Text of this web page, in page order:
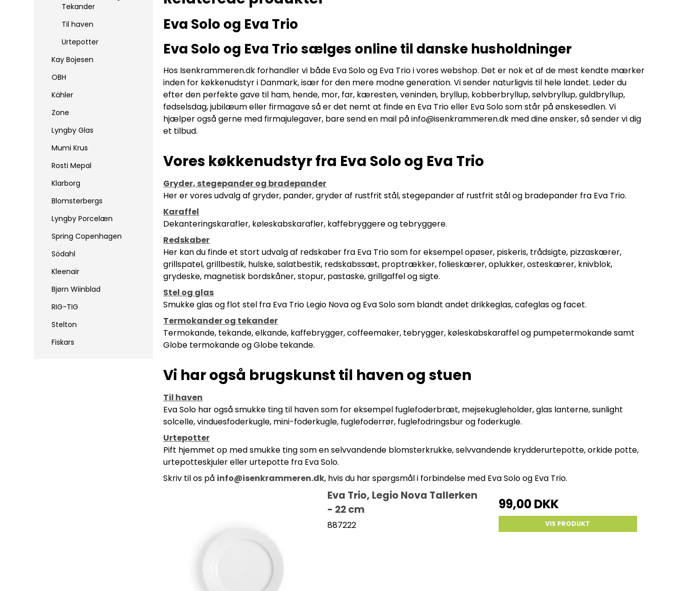
Tekander
Til haven
Urtepotter
Kay Bojesen
OBH
Kähler
Zone
Lyngby Glas
Mumi Krus
Rosti Mepal
Klarborg
Blomsterbergs
Lyngby Porcelæn
Spring Copenhagen
Södahl
Kleenair
Bjørn Wiinblad
RIG-TIG
Stelton
Fiskars
Eva Solo og Eva Trio
Eva Solo og Eva Trio sælges online til danske husholdninger
Hos Isenkrammeren.dk forhandler vi både Eva Solo og Eva Trio i vores webshop. Det er nok et af de mest kendte mærker
inden for køkkenudstyr i Danmark, især for den mere modne generation. Vi sender naturligvis til hele landet. Leder du
efter den perfekte gave til ham, hende, mor, far, kæresten, veninden, bryllup, kobberbryllup, sølvbryllup, guldbryllup,
fødselsdag, jubilæum eller firmagave så er det nemt at finde en Eva Trio eller Eva Solo som står på ønskesedlen. Vi
hjælper også gerne med firmajulegaver, bare send en mail på info@isenkrammeren.dk med dine ønsker, så sender vi dig
et tilbud.
Vores køkkenudstyr fra Eva Solo og Eva Trio
Gryder, stegepander og bradepander
Her er vores udvalg af gryder, pander, gryder af rustfrit stål, stegepander af rustfrit stål og bradepander fra Eva Trio.
Karaffel
Dekanteringskarafler, køleskabskarafler, kaffebryggere og tebryggere.
Redskaber
Her kan du finde et stort udvalg af redskaber fra Eva Trio som for eksempel opøser, piskeris, trådsigte, pizzaskærer,
grillspatel, grillbestik, hulske, salatbestik, redskabssæt, proptrækker, folieskærer, oplukker, osteskærer, knivblok,
grydeske, magnetisk bordskåner, stopur, pastaske, grillgaffel og sigte.
Stel og glas
Smukke glas og flot stel fra Eva Trio Legio Nova og Eva Solo som blandt andet drikkeglas, cafeglas og facet.
Termokander og tekander
Termokande, tekande, elkande, kaffebrygger, coffeemaker, tebrygger, køleskabskaraffel og pumpetermokande samt
Globe termokande og Globe tekande.
Vi har også brugskunst til haven og stuen
Til haven
Eva Solo har også smukke ting til haven som for eksempel fuglefoderbræt, mejsekugleholder, glas lanterne, sunlight
solcelle, vinduesfoderkugle, mini-foderkugle, fuglefoderrør, fuglefodringsbur og foderkugle.
Urtepotter
Pift hjemmet op med smukke ting som en selvvandende blomsterkrukke, selvvandende krydderurtepotte, orkide potte,
urtepotteskjuler eller urtepotte fra Eva Solo.
Skriv til os på info@isenkrammeren.dk, hvis du har spørgsmål i forbindelse med Eva Solo og Eva Trio.
Eva Trio, Legio Nova Tallerken
- 22 cm
887222
99,00 DKK
VIS PRODUKT